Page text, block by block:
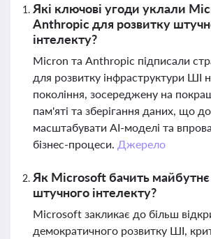
Які ключові угоди уклали
Anthropic для розвитку
інтелекту?
Micron та Anthropic підписали
для розвитку інфраструктури ШІ
покоління, зосереджену на
пам'яті та зберігання даних, що
масштабувати AI-моделі та
бізнес-процеси. Джерело
Як Microsoft бачить майбутнє
штучного інтелекту?
Microsoft закликає до більш
демократичного розвитку ШІ,